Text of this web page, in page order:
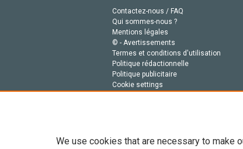
Contactez-nous / FAQ
Qui sommes-nous ?
Mentions légales
© - Avertissements
Termes et conditions d'utilisation
Politique rédactionnelle
Politique publicitaire
Cookie settings
We use cookies that are necessary to make